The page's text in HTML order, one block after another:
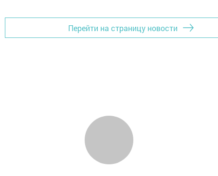
Перейти на страницу новости